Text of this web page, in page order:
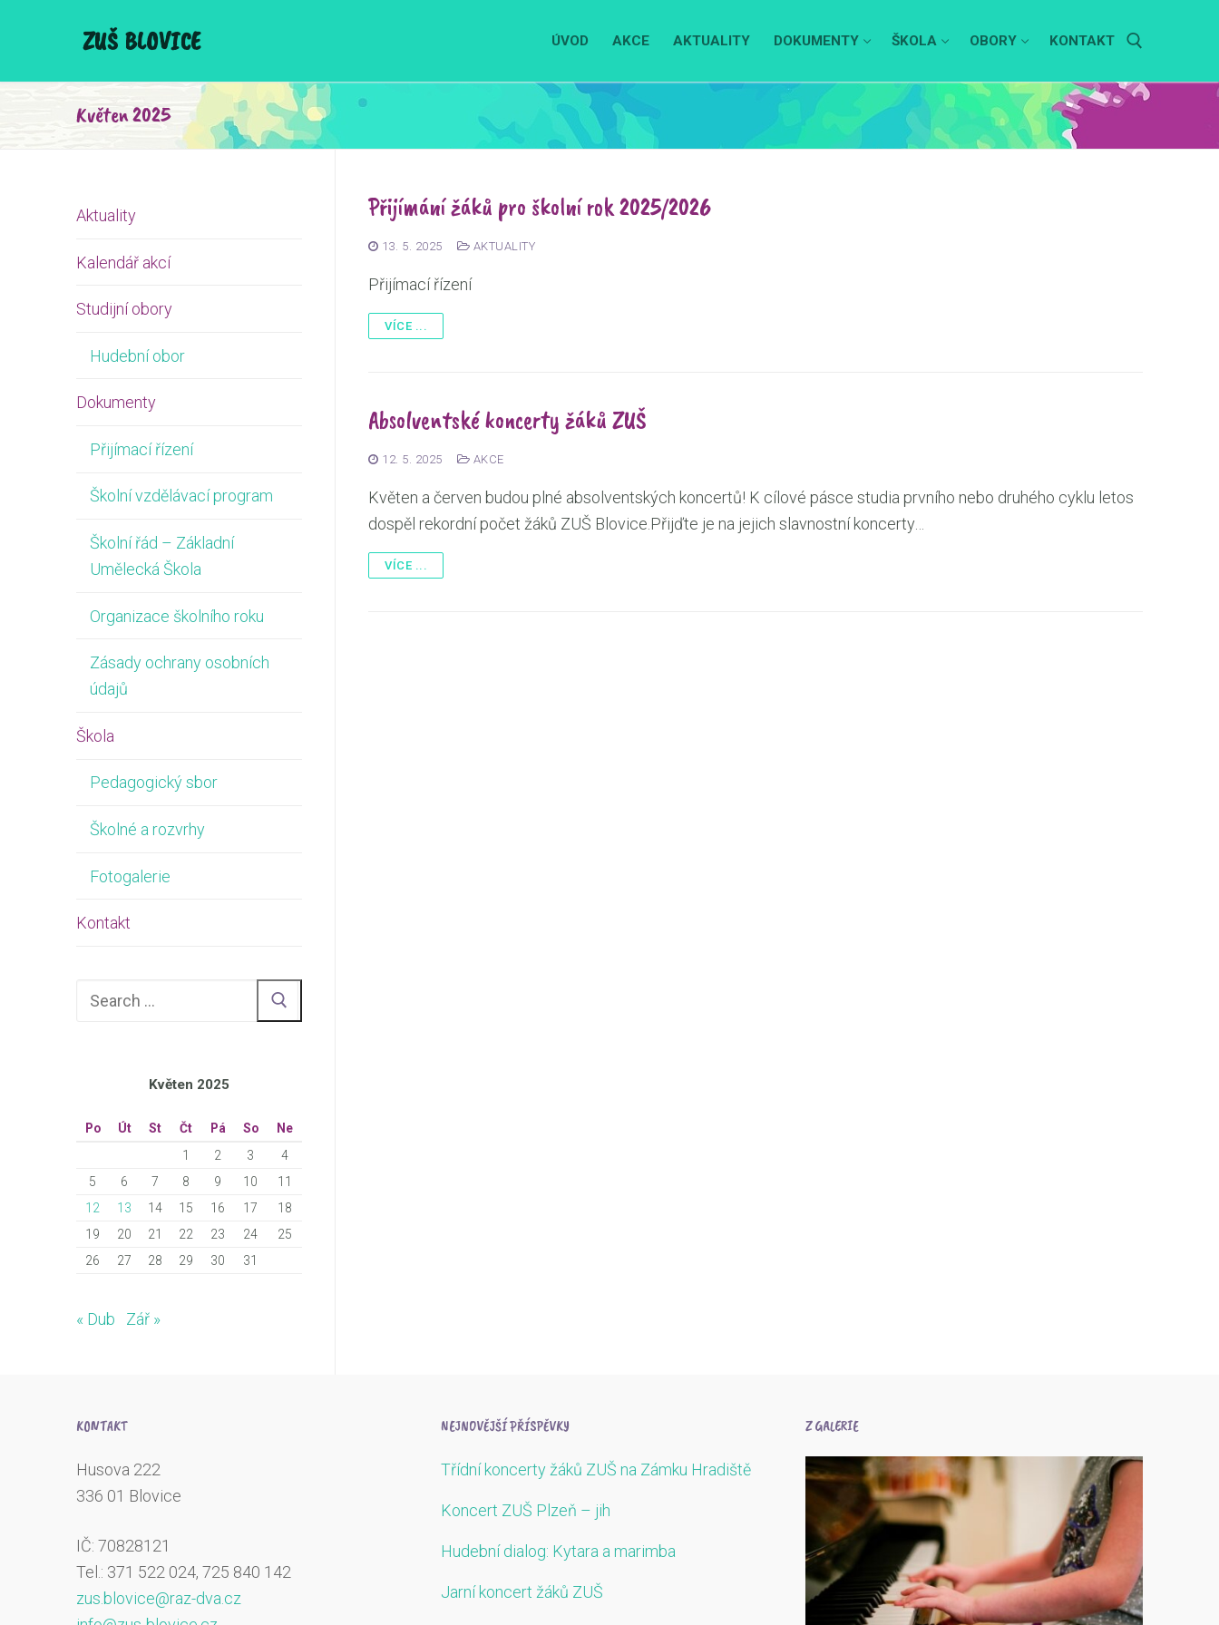
ZUŠ BLOVICE ÚVOD AKCE AKTUALITY DOKUMENTY ŠKOLA OBORY KONTAKT
Hledat:
Květen 2025
Přijímání žáků pro školní rok 2025/2026
13. 5. 2025 AKTUALITY
Přijímací řízení
VÍCE ...
Absolventské koncerty žáků ZUŠ
12. 5. 2025 AKCE
Květen a červen budou plné absolventských koncertů! K cílové pásce studia prvního nebo druhého cyklu letos
dospěl rekordní počet žáků ZUŠ Blovice.Přijďte je na jejich slavnostní koncerty…
VÍCE ...
Aktuality
Kalendář akcí
Studijní obory
Hudební obor
Dokumenty
Přijímací řízení
Školní vzdělávací program
Školní řád – Základní
Umělecká Škola
Organizace školního roku
Zásady ochrany osobních
údajů
Škola
Pedagogický sbor
Školné a rozvrhy
Fotogalerie
Kontakt
Hledat:
Květen 2025
Po Út St Čt Pá So
Ne
1
2 3
4
5
6 7 8 9 10
11
12
13 14 15 16 17
18
19
20 21 22 23 24
25
26
27 28 29 30 31
« Dub Zář »
KONTAKT
Husova 222
336 01 Blovice
IČ: 70828121
Tel.: 371 522 024, 725 840 142
zus.blovice@raz-dva.cz
NEJNOVĚJŠÍ PŘÍSPĚVKY
Třídní koncerty žáků ZUŠ na Zámku Hradiště
Koncert ZUŠ Plzeň – jih
Hudební dialog: Kytara a marimba
Jarní koncert žáků ZUŠ
Z GALERIE